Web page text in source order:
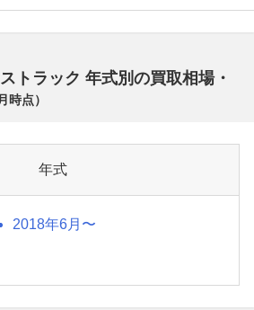
トラック 年式別の買取相場・
時点）
年式
2018年6月〜